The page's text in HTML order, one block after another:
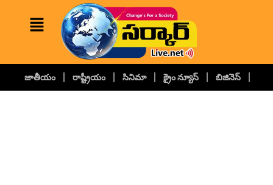
జాతీయం రాష్ట్రీయం సినిమా క్రైం న్యూస్ బిజినెస్